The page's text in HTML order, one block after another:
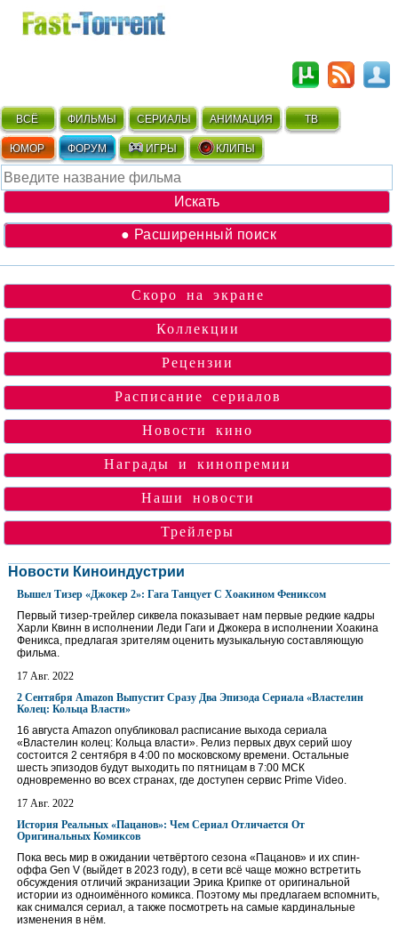
ВСЁ ФИЛЬМЫ СЕРИАЛЫ АНИМАЦИЯ ТВ
ЮМОР ФОРУМ ИГРЫ КЛИПЫ
● Расширенный поиск
Скоро на экране
Коллекции
Рецензии
Расписание сериалов
Новости кино
Награды и кинопремии
Наши новости
Трейлеры
Новости Киноиндустрии
Вышел Тизер «Джокер 2»: Гага Танцует С Хоакином Фениксом
Первый тизер-трейлер сиквела показывает нам первые редкие кадры
Харли Квинн в исполнении Леди Гаги и Джокера в исполнении Хоакина
Феникса, предлагая зрителям оценить музыкальную составляющую
фильма.
17 Авг. 2022
2 Сентября Amazon Выпустит Сразу Два Эпизода Сериала «Властелин
Колец: Кольца Власти»
16 августа Amazon опубликовал расписание выхода сериала
«Властелин колец: Кольца власти». Релиз первых двух серий шоу
состоится 2 сентября в 4:00 по московскому времени. Остальные
шесть эпизодов будут выходить по пятницам в 7:00 МСК
одновременно во всех странах, где доступен сервис Prime Video.
17 Авг. 2022
История Реальных «Пацанов»: Чем Сериал Отличается От
Оригинальных Комиксов
Пока весь мир в ожидании четвёртого сезона «Пацанов» и их спин-
оффа Gen V (выйдет в 2023 году), в сети всё чаще можно встретить
обсуждения отличий экранизации Эрика Крипке от оригинальной
истории из одноимённого комикса. Поэтому мы предлагаем вспомнить,
как снимался сериал, а также посмотреть на самые кардинальные
изменения в нём.